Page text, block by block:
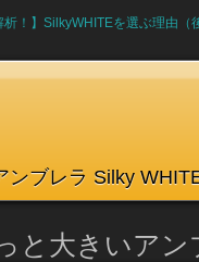
析！】SilkyWHITEを選ぶ理由（
ンブレラ Silky
と大きいアン